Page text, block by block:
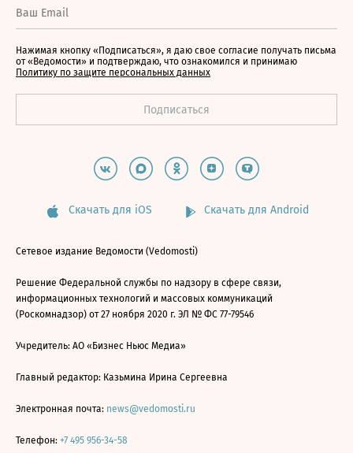
Нажимая кнопку «Подписаться», я даю свое согласие получать письма
от «Ведомости» и подтверждаю, что ознакомился и принимаю
Политику по защите персональных данных
Скачать для iOS Скачать для Android
Сетевое издание Ведомости (Vedomosti)
Решение Федеральной службы по надзору в сфере связи,
информационных технологий и массовых коммуникаций
(Роскомнадзор) от 27 ноября 2020 г. ЭЛ № ФС 77-79546
Учредитель: АО «Бизнес Ньюс Медиа»
Главный редактор: Казьмина Ирина Сергеевна
Электронная почта: news@vedomosti.ru
Телефон: +7 495 956-34-58